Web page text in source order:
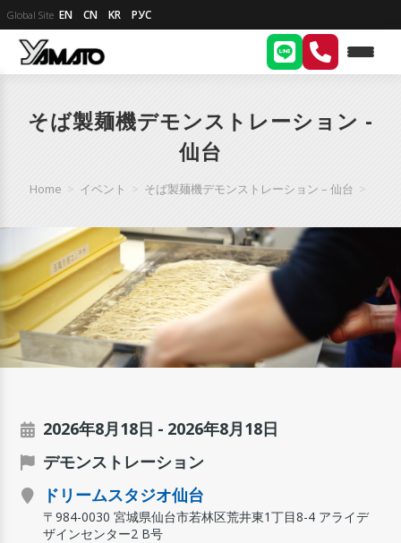
Global Site EN CN KR РУС
そば製麺機デモンストレーション -
仙台
Home > イベント > そば製麺機デモンストレーション – 仙台 >
2026年8月18日
2026年8月18日
デモンストレーション
ドリームスタジオ仙台
〒984-0030 宮城県仙台市若林区荒井東1丁目8-4 アライデ
ザインセンター2 B号